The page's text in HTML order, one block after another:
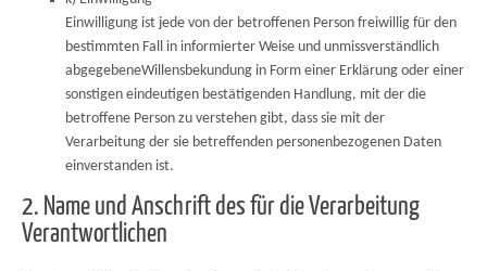
Einwilligung ist jede von der betroffenen Person freiwillig für den
bestimmten Fall in informierter Weise und unmissverständlich
abgegebeneWillensbekundung in Form einer Erklärung oder einer
sonstigen eindeutigen bestätigenden Handlung, mit der die
betroffene Person zu verstehen gibt, dass sie mit der
Verarbeitung der sie betreffenden personenbezogenen Daten
einverstanden ist.
2. Name und Anschrift des für die Verarbeitung
Verantwortlichen